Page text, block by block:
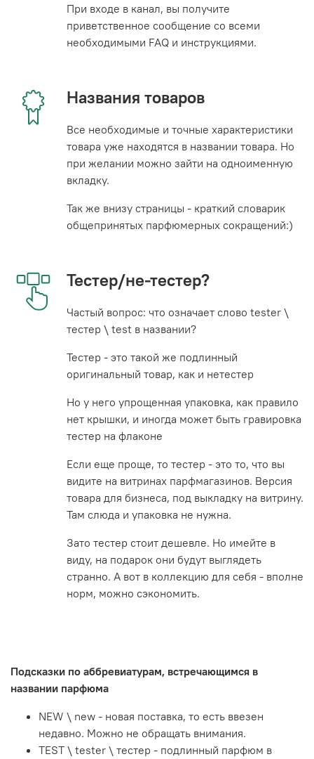
При входе в канал, вы получите
приветственное сообщение со всеми
необходимыми FAQ и инструкциями.
Названия товаров
Все необходимые и точные характеристики
товара уже находятся в названии товара. Но
при желании можно зайти на одноименную
вкладку.
Так же внизу страницы - краткий словарик
общепринятых парфюмерных сокращений:)
Тестер/не-тестер?
Частый вопрос: что означает слово tester \
тестер \ test в названии?
Тестер - это такой же подлинный
оригинальный товар, как и нетестер
Но у него упрощенная упаковка, как правило
нет крышки, и иногда может быть гравировка
тестер на флаконе
Если еще проще, то тестер - это то, что вы
видите на витринах парфмагазинов. Версия
товара для бизнеса, под выкладку на витрину.
Там слюда и упаковка не нужна.
Зато тестер стоит дешевле. Но имейте в
виду, на подарок они будут выглядеть
странно. А вот в коллекцию для себя - вполне
норм, можно сэкономить.
Подсказки по аббревиатурам, встречающимся в
названии парфюма
NEW \ new - новая поставка, то есть ввезен
недавно. Можно не обращать внимания.
TEST \ tester \ тестер - подлинный парфюм в